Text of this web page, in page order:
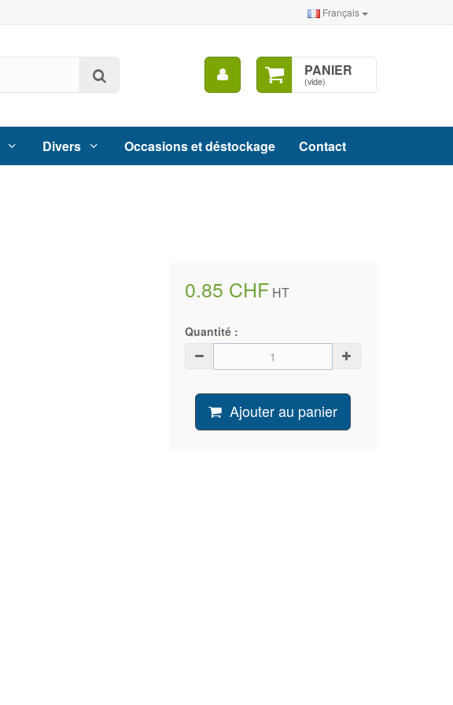
Français
PANIER
(vide)
Mon
compte
Divers Occasions et déstockage Contact
0.85 CHF HT
Quantité :
Ajouter au panier